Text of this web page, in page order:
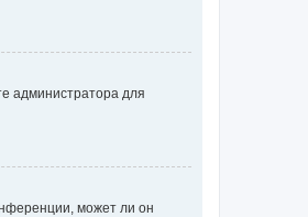
администратора для
может ли он